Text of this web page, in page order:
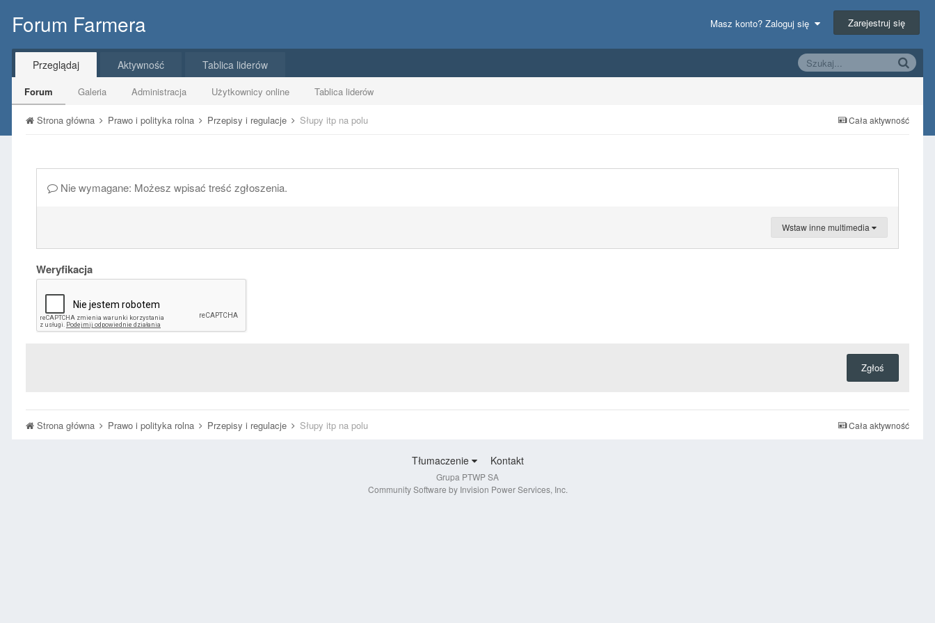
Forum Farmera Masz konto? Zaloguj się Zarejestruj się
Przeglądaj
Forum Galeria Administracja Użytkownicy online Tablica liderów
Aktywność Tablica liderów
Cała aktywność
Strona główna Prawo i polityka rolna Przepisy i regulacje Słupy itp na polu
Nie wymagane: Możesz wpisać treść zgłoszenia.
Wstaw inne multimedia
Weryfikacja
Zgłoś
Cała aktywność
Strona główna Prawo i polityka rolna Przepisy i regulacje Słupy itp na polu
Tłumaczenie Kontakt
Grupa PTWP SA
Community Software by Invision Power Services, Inc.